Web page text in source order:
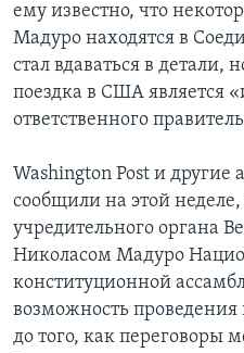
ему известно, что
Мадуро находятся в
стал вдаваться в детали,
поездка в США является
ответственного
Washington Post и
сообщили на этой неделе,
учредительного органа
Николасом Мадуро
конституционной
возможность
до того, как переговоры